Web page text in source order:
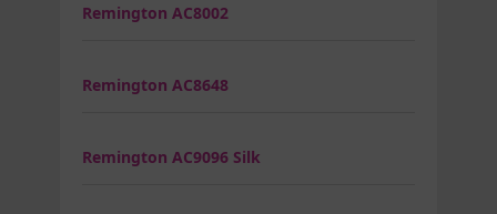
Remington AC8002
Remington AC8648
Remington AC9096 Silk